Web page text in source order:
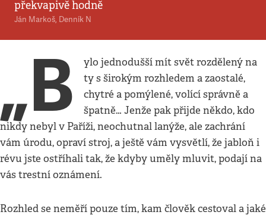
překvapivě hodně
Ján Markoš, Denník N
„B
ylo jednodušší mít svět rozdělený na
ty s širokým rozhledem a zaostalé,
chytré a pomýlené, volící správně a
špatně… Jenže pak přijde někdo, kdo
nikdy nebyl v Paříži, neochutnal lanýže, ale zachrání
vám úrodu, opraví stroj, a ještě vám vysvětlí, že jabloň i
révu jste ostříhali tak, že kdyby uměly mluvit, podají na
vás trestní oznámení.
Rozhled se neměří pouze tím, kam člověk cestoval a jaké